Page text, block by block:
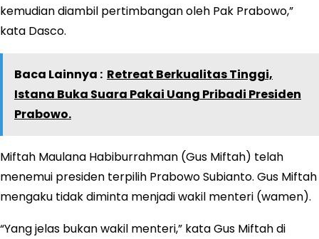
kemudian diambil pertimbangan oleh Pak Prabowo,”
kata Dasco.
Baca Lainnya : Retreat Berkualitas Tinggi,
Istana Buka Suara Pakai Uang Pribadi Presiden
Prabowo.
Miftah Maulana Habiburrahman (Gus Miftah) telah
menemui presiden terpilih Prabowo Subianto. Gus Miftah
mengaku tidak diminta menjadi wakil menteri (wamen).
“Yang jelas bukan wakil menteri,” kata Gus Miftah di